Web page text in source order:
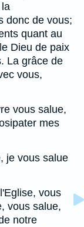
donc de vous;
quant au
Dieu de paix
La grâce de
vous,
vous salue,
mes
je vous salue
vous
vous salue,
notre